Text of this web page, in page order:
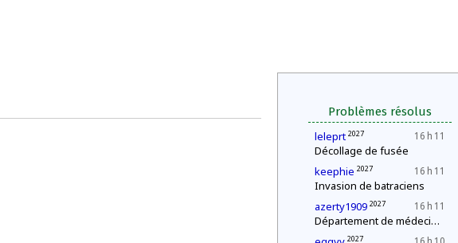
Problèmes résolus
16 h 11
leleprt 2027
Décollage de fusée
16 h 11
keephie 2027
Invasion de batraciens
16 h 11
azerty1909 2027
Département de médecine : contrôle d'une épidémie
2027